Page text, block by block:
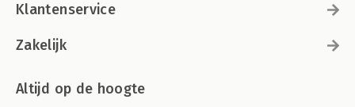
Klantenservice
Zakelijk
Altijd op de hoogte